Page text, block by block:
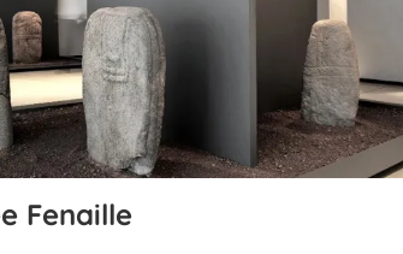
Fenaille